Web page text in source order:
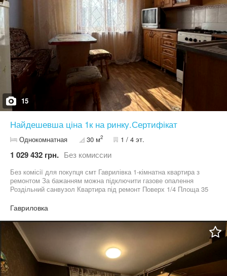
15
Найдешевша ціна 1к на ринку.Сертифікат
Однокомнатная 30 м2 1 / 4 эт.
1 029 432 грн. Без комиссии
Без комісії для покупця смт Гаврилівка 1-кімнатна квартира з
ремонтом За бажанням можна підключити газове опалення
Роздільний санвузол Квартира під ремонт Поверх 1/4 Площа 35
звертайтесь за номером телефону
Гавриловка